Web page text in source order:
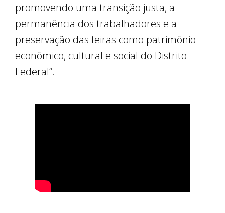
promovendo uma transição justa, a
permanência dos trabalhadores e a
preservação das feiras como patrimônio
econômico, cultural e social do Distrito
Federal”.